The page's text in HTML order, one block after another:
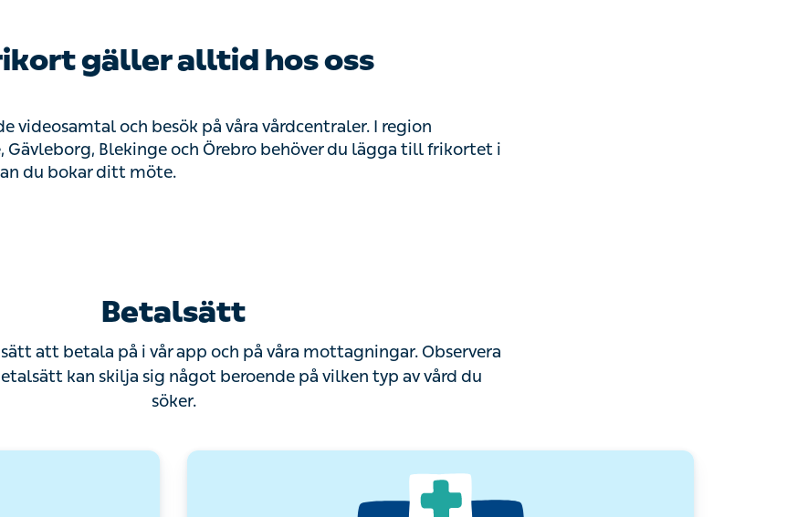
gäller alltid hos oss
videosamtal och besök på våra vårdcentraler. I region
Gävleborg, Blekinge och Örebro behöver du lägga till frikortet i
du bokar ditt möte.
Betalsätt
att betala på i vår app och på våra mottagningar. Observera
kan skilja sig något beroende på vilken typ av vård du
söker.